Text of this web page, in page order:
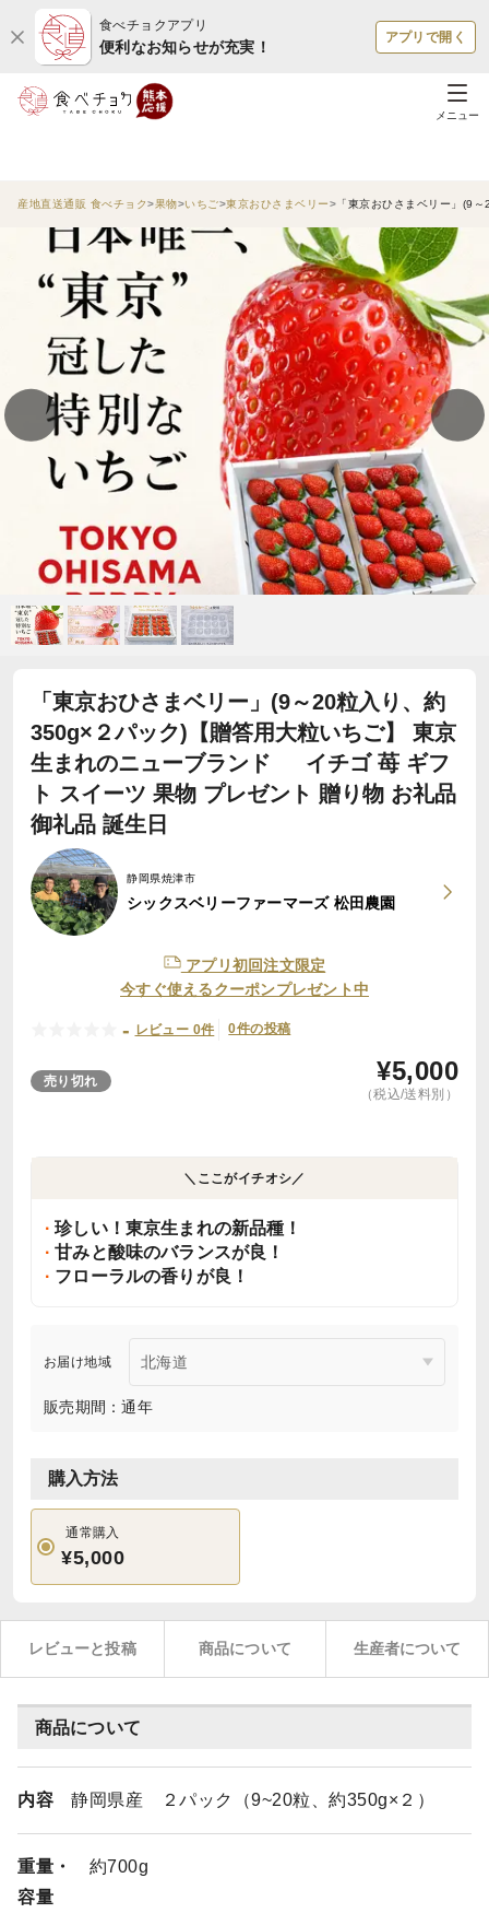
食べチョクアプリ
便利なお知らせが充実！
アプリで開く
メニュー
産地直送通販 食べチョク 果物 いちご 東京おひさまベリー 「東京おひさまベリー」(9
「東京おひさまベリー」(9～20粒入り、約
350g×２パック)【贈答用大粒いちご】 東京
生まれのニューブランド イチゴ 苺 ギフ
ト スイーツ 果物 プレゼント 贈り物 お礼品
御礼品 誕生日
静岡県焼津市
シックスベリーファーマーズ 松田農園
アプリ初回注文限定
今すぐ使えるクーポンプレゼント中
- レビュー 0件 0件の投稿
売り切れ ¥5,000
（税込/送料別）
＼ここがイチオシ／
珍しい！東京生まれの新品種！
甘みと酸味のバランスが良！
フローラルの香りが良！
お届け地域
販売期間：通年
購入方法
通常購入
¥5,000
レビューと投稿 商品について 生産者について
商品について
内容 静岡県産 ２パック（9~20粒、約350g×２）
重量・
容量
約700g